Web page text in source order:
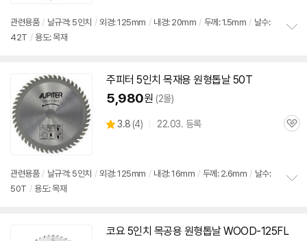
관련용품 / 날규격: 5인치 / 외경: 125mm / 내경: 20mm / 두께: 1.5mm / 날수:
42T / 용도: 목재
주피터 5인치 목재용 원형톱날50T
5,980원 (2몰)
별
3.8 (상
4) 22.03. 등록
관
관련용품 / 날규격: 5인치 / 외경: 125mm / 내경: 16mm / 두께: 2.6mm / 날수:
50T / 용도: 목재
코요 5인치 목공용 원형톱날WOOD-125FL